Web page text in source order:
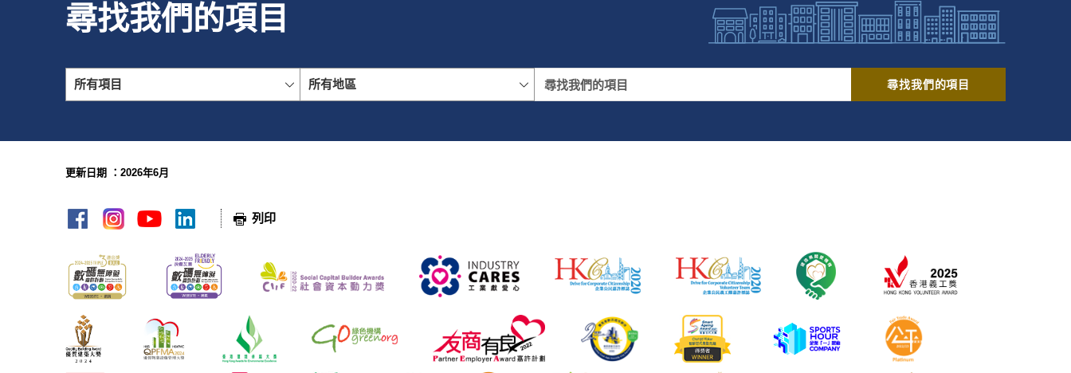
尋找我們的項目
所有項目 所有地區 尋找我們的項目
更新日期 ：2026年6月
列印